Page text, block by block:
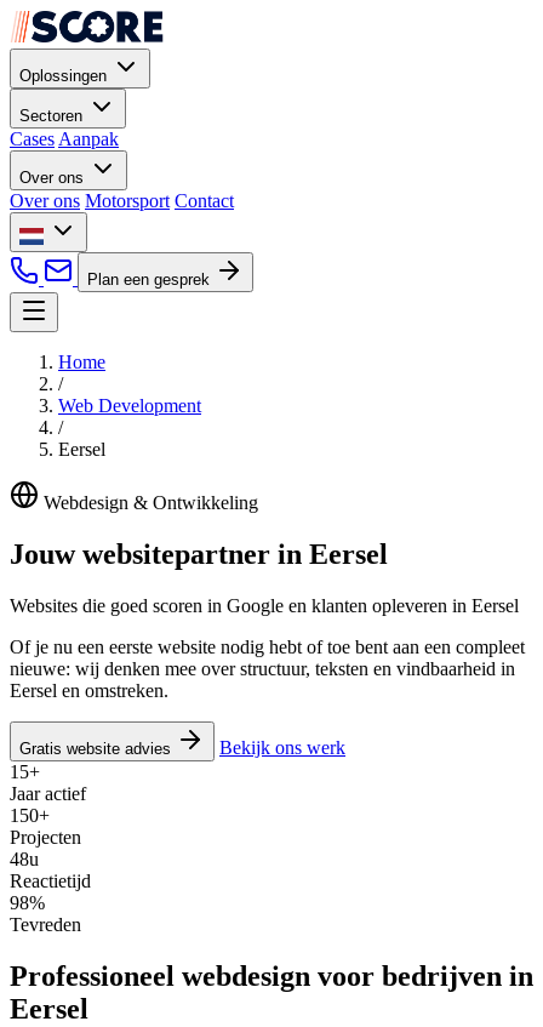
Oplossingen
Sectoren
Cases Aanpak
Over ons
Over ons Motorsport Contact
Plan een gesprek
Home
/
Web Development
/
Eersel
Webdesign & Ontwikkeling
Jouw websitepartner in Eersel
Websites die goed scoren in Google en klanten opleveren in Eersel
Of je nu een eerste website nodig hebt of toe bent aan een compleet
nieuwe: wij denken mee over structuur, teksten en vindbaarheid in
Eersel en omstreken.
Gratis website advies
Bekijk ons werk
15+
Jaar actief
150+
Projecten
48u
Reactietijd
98%
Tevreden
Professioneel webdesign voor bedrijven in
Eersel